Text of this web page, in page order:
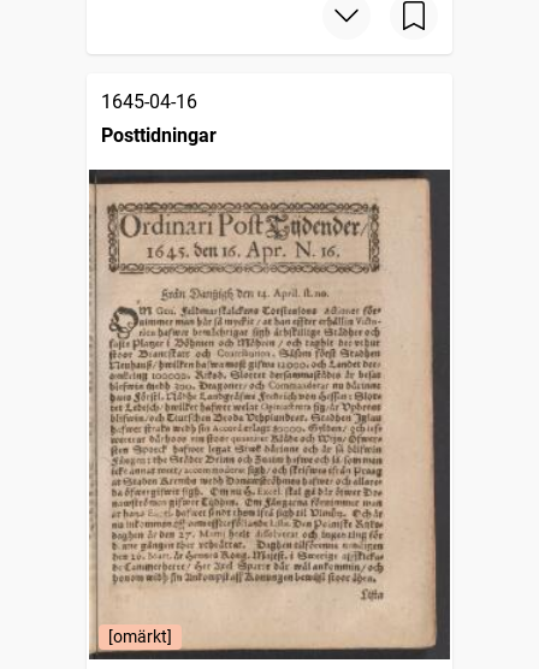
1645-04-16
Posttidningar
[omärkt]